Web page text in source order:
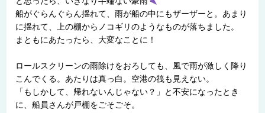
船がぐらんぐらん揺れて、雨が船の中にもザーザーと。あまり
に揺れて、上の棚からノコギリのようなものが落ちました。
まともにあたったら、大変なことに！
ロールスクリーンの雨除けをおろしても、風で雨が激しく降り
こんでくる。あたりは真っ白。空港の筏も見えない。
「もしかして、帰れないんじゃない？」と不安になったとき
に、船員さんが戸棚をごそごそ。